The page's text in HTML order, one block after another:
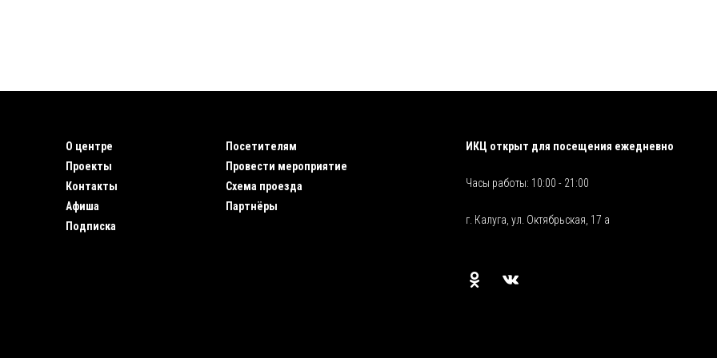
О центре
Проекты
Контакты
Афиша
Подписка
Посетителям
Провести мероприятие
Схема проезда
Партнёры
ИКЦ открыт для посещения ежедневно
Часы работы: 10:00 - 21:00
г. Калуга, ул. Октябрьская, 17 а